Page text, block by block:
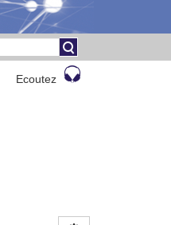
Ecoutez